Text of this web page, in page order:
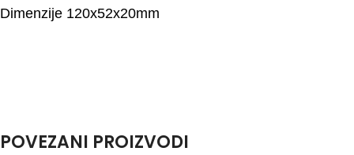
Dimenzije 120x52x20mm
POVEZANI PROIZVODI